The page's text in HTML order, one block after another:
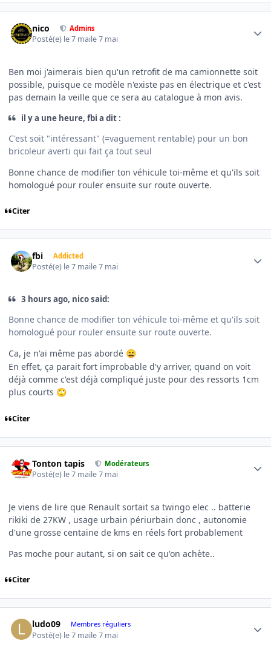
nico Admins
Posté(e) le 7 maile 7 mai
Ben moi j'aimerais bien qu'un retrofit de ma camionnette soit
possible, puisque ce modèle n'existe pas en électrique et c'est
pas demain la veille que ce sera au catalogue à mon avis.
il y a une heure, fbi a dit :
C'est soit "intéressant" (=vaguement rentable) pour un bon
bricoleur averti qui fait ça tout seul
Bonne chance de modifier ton véhicule toi-même et qu'ils soit
homologué pour rouler ensuite sur route ouverte.
Citer
fbi Addicted
Posté(e) le 7 maile 7 mai
3 hours ago, nico said:
Bonne chance de modifier ton véhicule toi-même et qu'ils soit
homologué pour rouler ensuite sur route ouverte.
Ca, je n'ai même pas abordé 😄
En effet, ça parait fort improbable d'y arriver, quand on voit
déjà comme c'est déjà compliqué juste pour des ressorts 1cm
plus courts 🙄
Citer
Tonton tapis Modérateurs
Posté(e) le 7 maile 7 mai
Je viens de lire que Renault sortait sa twingo elec .. batterie
rikiki de 27KW , usage urbain périurbain donc , autonomie
d'une grosse centaine de kms en réels fort probablement
Pas moche pour autant, si on sait ce qu'on achète..
Citer
ludo09 Membres réguliers
Posté(e) le 7 maile 7 mai